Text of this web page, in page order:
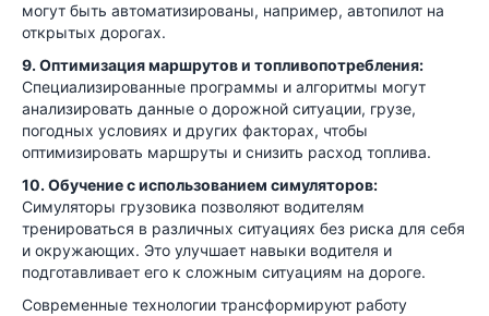
могут быть автоматизированы, например, автопилот на
открытых дорогах.
9. Оптимизация маршрутов и топливопотребления:
Специализированные программы и алгоритмы могут
анализировать данные о дорожной ситуации, грузе,
погодных условиях и других факторах, чтобы
оптимизировать маршруты и снизить расход топлива.
10. Обучение с использованием симуляторов:
Симуляторы грузовика позволяют водителям
тренироваться в различных ситуациях без риска для себя
и окружающих. Это улучшает навыки водителя и
подготавливает его к сложным ситуациям на дороге.
Современные технологии трансформируют работу